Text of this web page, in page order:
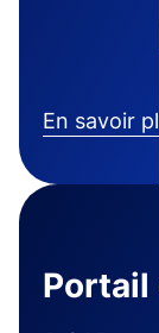
En savoir
Portail